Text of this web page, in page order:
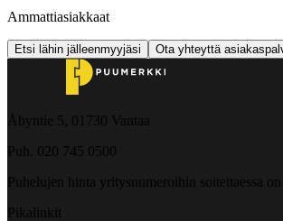
Ammattiasiakkaat
Etsi lähin jälleenmyyjäsi Ota yhteyttä
Åbyntie 5, 01730 Vantaa
Puh. 020 745 0500
Puhelujen hinta yritysnumeroihin soitettaessa
Pikalinkit